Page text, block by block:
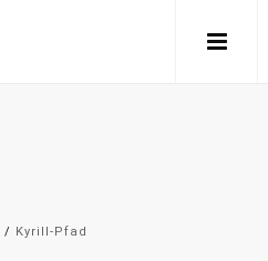
/ Kyrill-Pfad